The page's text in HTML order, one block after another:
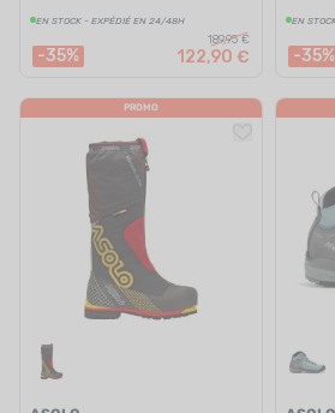
EN STOCK - EXPÉDIÉ EN 24/48H
-35%
189,95 €
122,90 €
EN
-35%
PROMO